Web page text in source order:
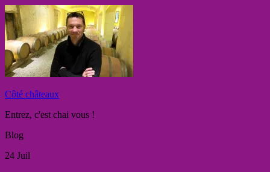
Côté châteaux
Entrez, c'est chai vous !
Blog
24 Juil